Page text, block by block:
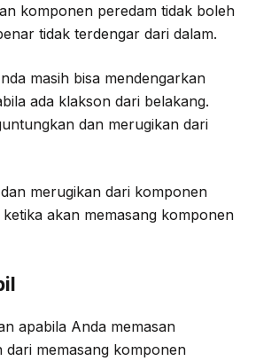
komponen peredam tidak boleh
tidak terdengar dari dalam.
masih bisa mendengarkan
ada klakson dari belakang.
dan merugikan dari
merugikan dari komponen
akan memasang komponen
apabila Anda memasan
memasang komponen